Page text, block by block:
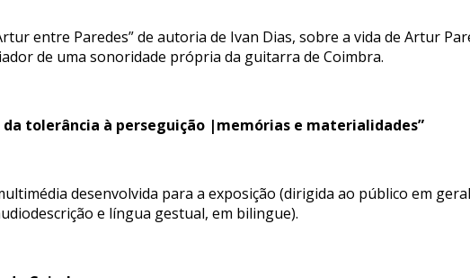
entre Paredes” de autoria de Ivan Dias, sobre a vida de Artur
de uma sonoridade própria da guitarra de Coimbra.
da tolerância à perseguição |memórias e materialidades”
desenvolvida para a exposição (dirigida ao público em
e língua gestual, em bilingue).